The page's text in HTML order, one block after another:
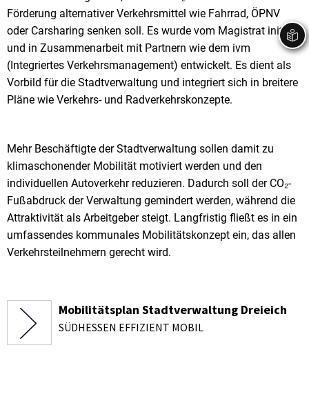
Stadtrecht
Wahlen
Ehrenamt
Öffentlicher
E-Mobilität
Fußverkehr
Förderung alternativer Verkehrsmittel wie Fahrrad, ÖPNV
oder Carsharing senken soll. Es wurde vom Magistrat initiiert
und in Zusammenarbeit mit Partnern wie dem ivm
(Integriertes Verkehrsmanagement) entwickelt. Es dient als
Vorbild für die Stadtverwaltung und integriert sich in breitere
Pläne wie Verkehrs- und Radverkehrskonzepte.
Mehr Beschäftigte der Stadtverwaltung sollen damit zu
klimaschonender Mobilität motiviert werden und den
individuellen Autoverkehr reduzieren. Dadurch soll der CO₂-
Fußabdruck der Verwaltung gemindert werden, während die
Attraktivität als Arbeitgeber steigt. Langfristig fließt es in ein
umfassendes kommunales Mobilitätskonzept ein, das allen
Verkehrsteilnehmern gerecht wird.
Mobilitätsplan Stadtverwaltung Dreieich
SÜDHESSEN EFFIZIENT MOBIL